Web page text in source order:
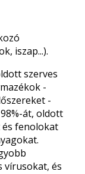
iszap...).
szerves
-
-
át, oldott
fenolokat
vírusokat, és